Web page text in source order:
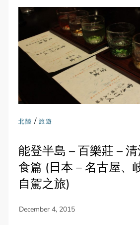
北陸 /旅遊
能登半島 – 百樂莊 –
食篇 (日本 – 名古屋、
自駕之旅)